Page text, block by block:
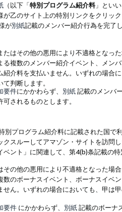
（以下「特別プログラム紹介料」とい
が乙のサイト上の特別リンクをクリッ
が別紙記載のメンバー紹介行為を完了
たはその他の悪用により不適格となっ
る複数のメンバー紹介イベント、メン
紹介料を支払いません。いずれの場合
判断します。
要件にかかわらず、 別紙記載のメンバ
されるものとします。
別プログラム紹介料に記載された国で
クスルーしてアマゾン・サイトを訪問
ベント」に関連して、第4(b)条記載の
その他の悪用により不適格となった場
数のボーナスイベント、ボーナスイベ
せん。いずれの場合においても、甲は
要件 にかかわらず、 別紙記載のボーナ